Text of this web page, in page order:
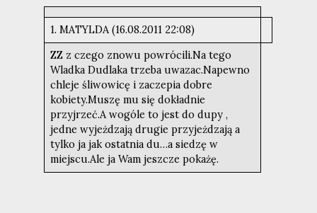
1. MATYLDA (16.08.2011 22:08)
ZZ z czego znowu powrócili.Na tego
Wladka Dudlaka trzeba uwazac.Napewno
chleje śliwowicę i zaczepia dobre
kobiety.Muszę mu się dokładnie
przyjrzeć.A wogóle to jest do dupy ,
jedne wyjeżdzają drugie przyjeżdzają a
tylko ja jak ostatnia du…a siedzę w
miejscu.Ale ja Wam jeszcze pokażę.